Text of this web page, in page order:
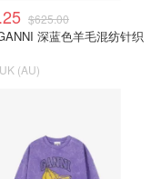
$625.00
深蓝色羊毛混纺针织
(AU)